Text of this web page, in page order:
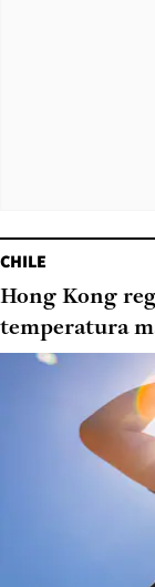
CHILE
Hong Kong
temperatura